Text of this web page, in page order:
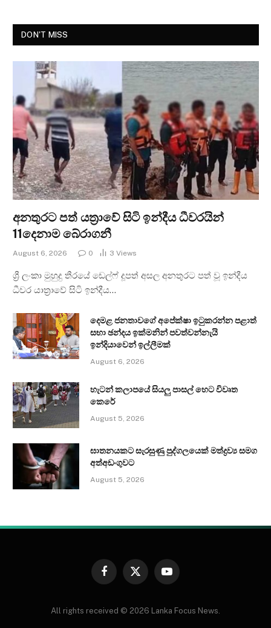
DON'T MISS
අනතුරට පත් යත්‍රාවේ සිටි ඉන්දීය ධීවරයින්
11දෙනාම බේරාගනී
August 6, 2026 0 3 Views
ශ්‍රී ලංකා මුහුදු තීරයේ ඩෙල්ෆ් දූපත් අසල අනතුරට පත් වූ ඉන්දීය
ධීවර යාත්‍රාවේ සිටි ඉන්දීය…
දෙමළ ජනතාවගේ අපේක්ෂා ඉටුකරන්න පළාත්
සභා ඡන්දය ඉක්මනින් පවත්වන්නැයි
ඉන්දියාවෙන් ඉල්ලීමක්
August 6, 2026
හැටන් කලාපයේ සියලු පාසල් හෙට විවෘත
කෙරේ
August 5, 2026
ඝාතනයකට සැරසුණු පුද්ගලයෙක් මත්ද්‍රව්‍ය සමග
අත්අඩංගුවට
August 5, 2026
Facebook
X
YouTube
All rights received © 2026 Lanka Focus News.